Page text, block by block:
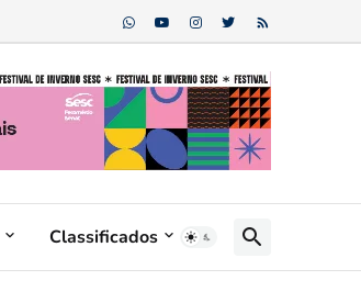
Classificados